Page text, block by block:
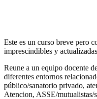
Este es un curso breve pero
imprescindibles y
Reune a un equipo docente
diferentes entornos
público/sanatorio privado,
Atencion, ASSE/mutualistas/